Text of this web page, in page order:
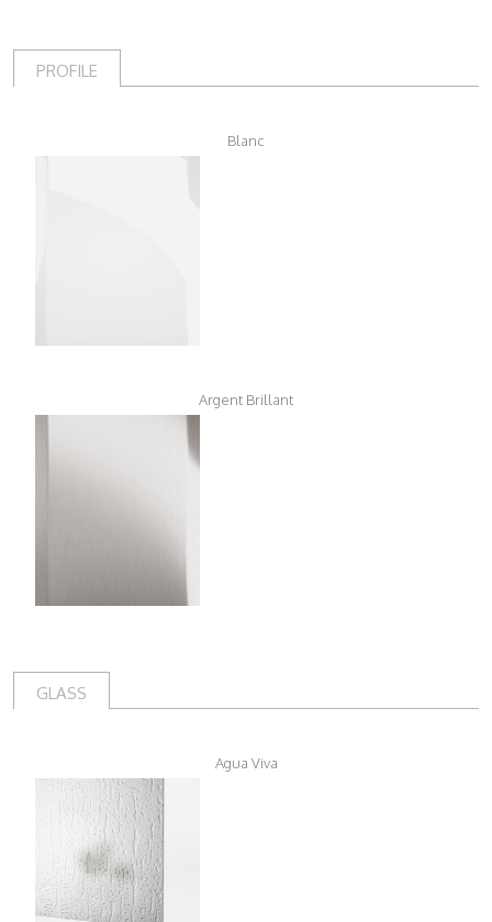
PROFILE
Blanc
Argent Brillant
GLASS
Agua Viva